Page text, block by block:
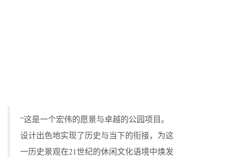
“这是一个宏伟的愿景与卓越的公园项目。
设计出色地实现了历史与当下的衔接，为这
一历史景观在21世纪的休闲文化语境中焕发